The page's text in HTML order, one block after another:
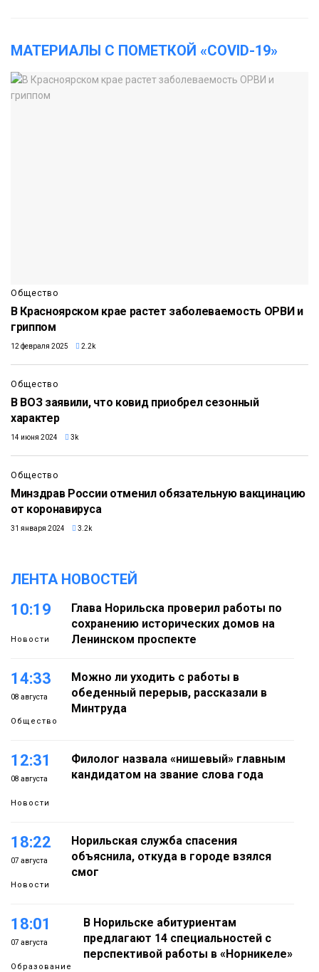
МАТЕРИАЛЫ С ПОМЕТКОЙ «COVID-19»
Общество
В Красноярском крае растет заболеваемость ОРВИ и
гриппом
12 февраля 2025 2.2k
Общество
В ВОЗ заявили, что ковид приобрел сезонный
характер
14 июня 2024 3k
Общество
Минздрав России отменил обязательную вакцинацию
от коронавируса
31 января 2024 3.2k
ЛЕНТА НОВОСТЕЙ
10:19
Новости
Глава Норильска проверил работы по
сохранению исторических домов на
Ленинском проспекте
14:33
08 августа
Общество
Можно ли уходить с работы в
обеденный перерыв, рассказали в
Минтруда
12:31
08 августа
Новости
Филолог назвала «нишевый» главным
кандидатом на звание слова года
18:22
07 августа
Новости
Норильская служба спасения
объяснила, откуда в городе взялся
смог
18:01
07 августа
Образование
В Норильске абитуриентам
предлагают 14 специальностей с
перспективой работы в «Норникеле»